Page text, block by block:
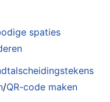
spaties
/QR-code maken